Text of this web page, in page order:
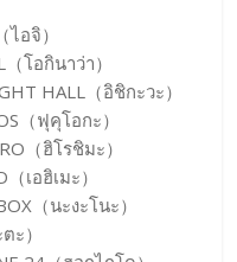
อจิ）
โอกินาว่า）
HALL（อิชิกะวะ）
（ฟุคุโอกะ）
（ฮิโรชิมะ）
เอฮิเมะ）
（นะงะโนะ）
）